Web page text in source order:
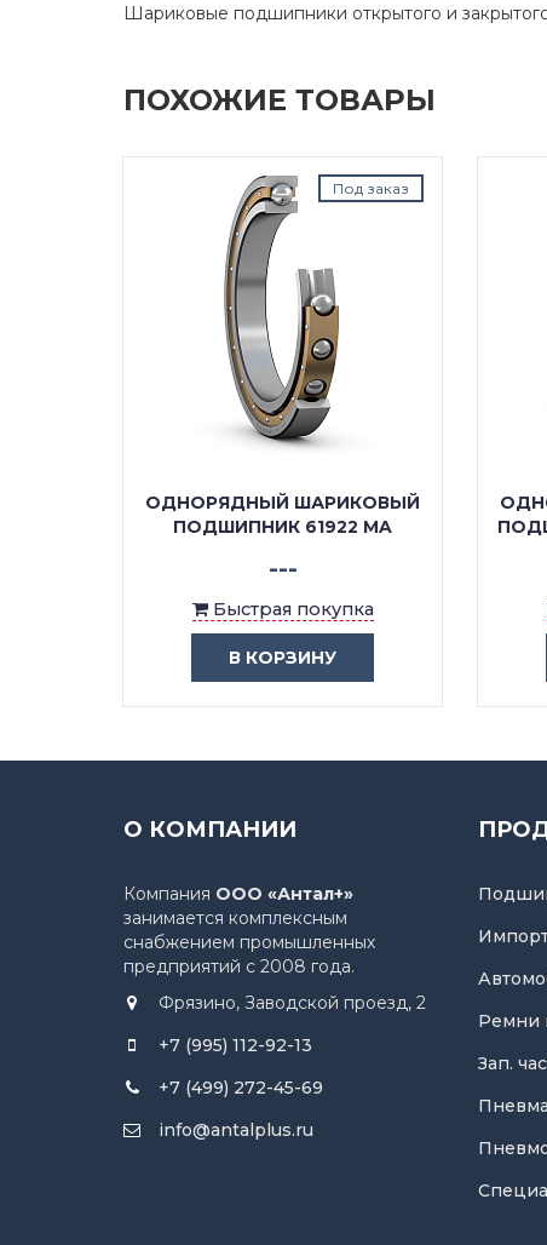
Шариковые подшипники открытого и
ПОХОЖИЕ ТОВАРЫ
Под заказ
ОДНОРЯДНЫЙ ШАРИКОВЫЙ
ПОДШИПНИК 61922 MA
---
Быстрая покупка
В КОРЗИНУ
О КОМПАНИИ
Компания ООО «Антал+»
занимается комплексным
снабжением промышленных
предприятий с 2008 года.
Фрязино, Заводской проезд, 2
+7 (995) 112-92-13
+7 (499) 272-45-69
info@antalplus.ru
Ремни
Зап.